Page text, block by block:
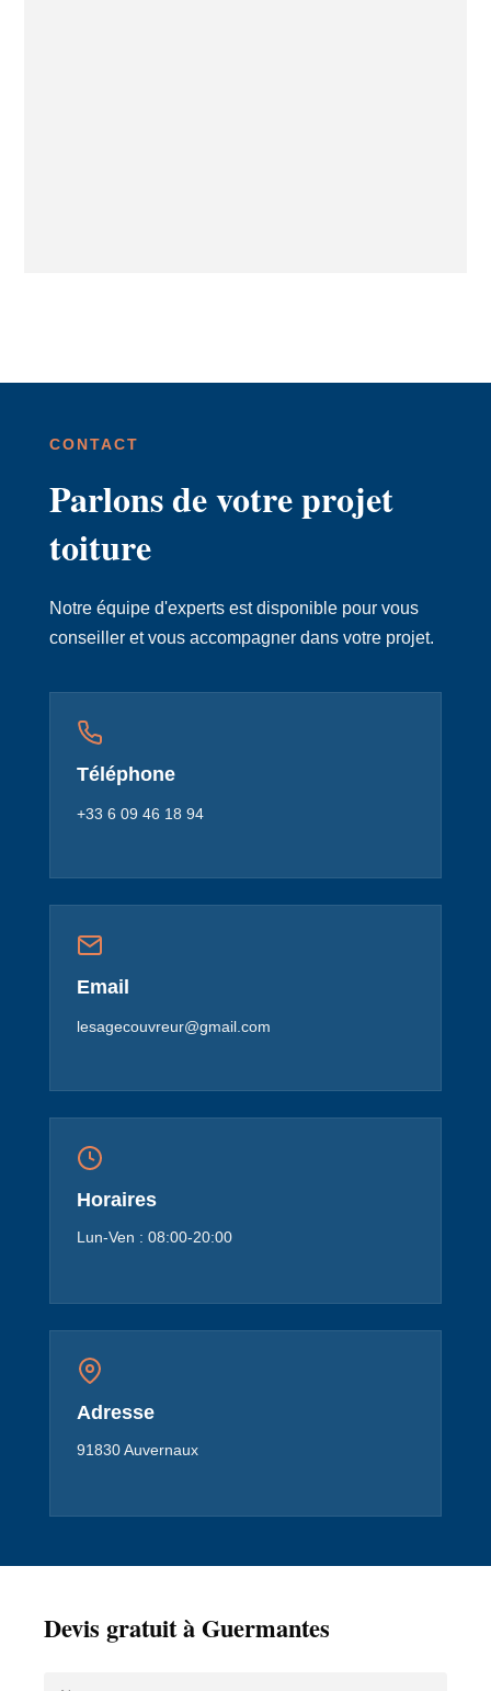
CONTACT
Parlons de votre projet
toiture
Notre équipe d'experts est disponible pour vous
conseiller et vous accompagner dans votre projet.
Téléphone
+33 6 09 46 18 94
Email
lesagecouvreur@gmail.com
Horaires
Lun-Ven : 08:00-20:00
Adresse
91830 Auvernaux
Devis gratuit à Guermantes